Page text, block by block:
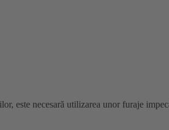
este necesară utilizarea unor furaje